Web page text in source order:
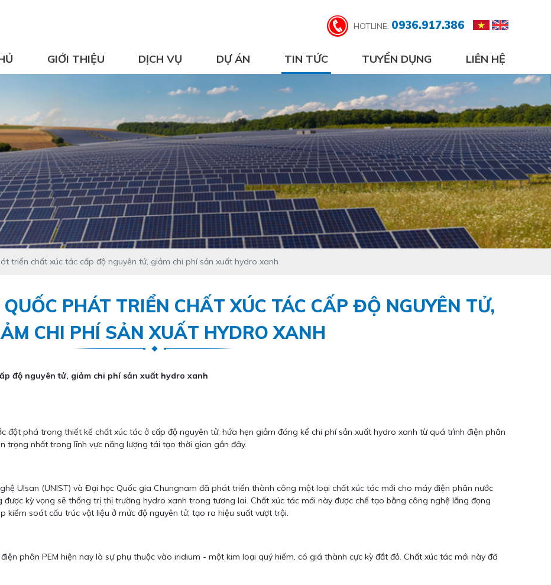
HOTLINE: 0936.917.386
GIỚI THIỆU DỊCH VỤ DỰ ÁN TIN TỨC TUYỂN DỤNG LIÊN HỆ
triển chất xúc tác cấp độ nguyên tử, giảm chi phí sản xuất hydro xanh
PHÁT TRIỂN CHẤT XÚC TÁC CẤP ĐỘ NGUYÊN TỬ,
CHI PHÍ SẢN XUẤT HYDRO XANH
độ nguyên tử, giảm chi phí sản xuất hydro xanh
đột phá trong thiết kế chất xúc tác ở cấp độ nguyên tử, hứa hẹn giảm đáng kể chi phí sản xuất hydro xanh từ quá trình điện phân
trọng nhất trong lĩnh vực năng lượng tái tạo thời gian gần đây.
Ulsan (UNIST) và Đại học Quốc gia Chungnam đã phát triển thành công một loại chất xúc tác mới cho máy điện phân nước
kỳ vọng sẽ thống trị thị trường hydro xanh trong tương lai. Chất xúc tác mới này được chế tạo bằng công nghệ lắng đọng
kiểm soát cấu trúc vật liệu ở mức độ nguyên tử, tạo ra hiệu suất vượt trội.
phân PEM hiện nay là sự phụ thuộc vào iridium - một kim loại quý hiếm, có giá thành cực kỳ đắt đỏ. Chất xúc tác mới này đã